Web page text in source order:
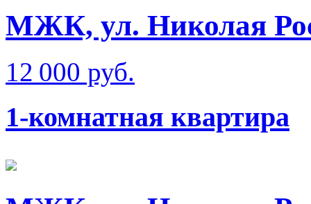
МЖК, ул. Николая
12 000 руб.
1-комнатная квартира